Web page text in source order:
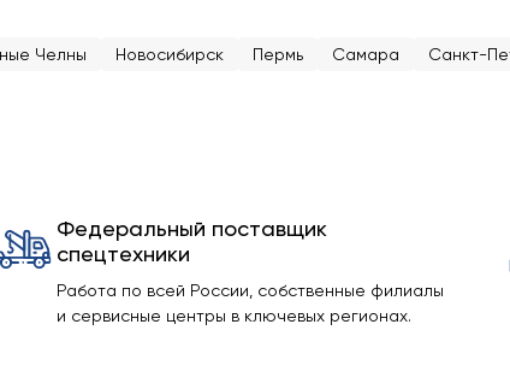
Челны Новосибирск Пермь Самара Санкт-
Федеральный поставщик
спецтехники
Работа по всей России, собственные филиалы
и сервисные центры в ключевых регионах.